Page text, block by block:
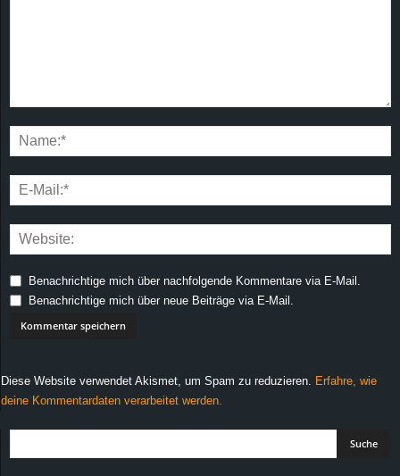
Benachrichtige mich über nachfolgende Kommentare via E-Mail.
Benachrichtige mich über neue Beiträge via E-Mail.
Diese Website verwendet Akismet, um Spam zu reduzieren. Erfahre, wie
deine Kommentardaten verarbeitet werden.